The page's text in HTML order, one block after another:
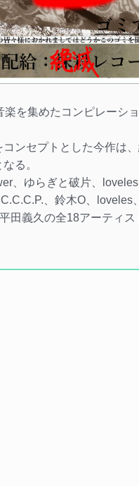
を集めたコンピレーシ
コンセプトとした今作は
る。
、ゆらぎと破片、loveles
、鈴木O、
田義久の全18アーティ